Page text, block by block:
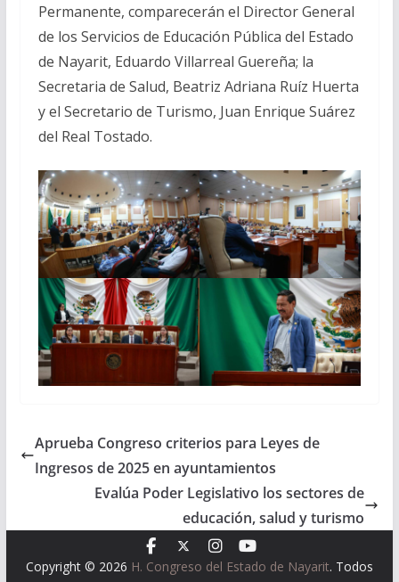
Permanente, comparecerán el Director General
de los Servicios de Educación Pública del Estado
de Nayarit, Eduardo Villarreal Guereña; la
Secretaria de Salud, Beatriz Adriana Ruíz Huerta
y el Secretario de Turismo, Juan Enrique Suárez
del Real Tostado.
Aprueba Congreso criterios para Leyes de
Ingresos de 2025 en ayuntamientos
Evalúa Poder Legislativo los sectores de
educación, salud y turismo
Copyright © 2026 H. Congreso del Estado de Nayarit. Todos